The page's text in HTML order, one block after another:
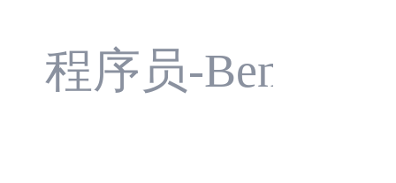
影响：
erviceCollectio
集的影响和
n Insights是监
控和诊断的核
程序员-